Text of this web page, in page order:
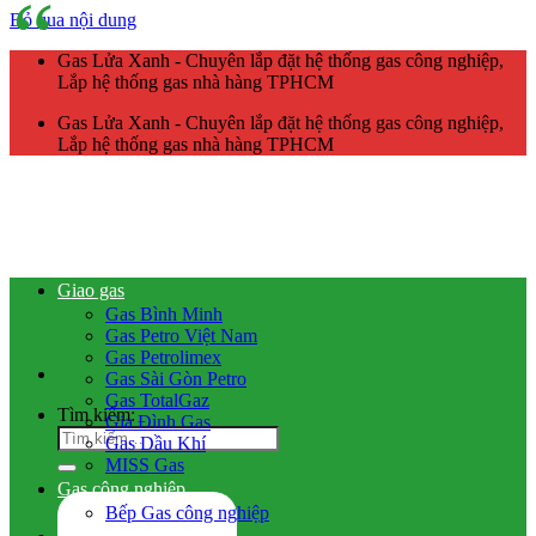
Bỏ qua nội dung
Gas Lửa Xanh - Chuyên lắp đặt hệ thống gas công nghiệp,
Lắp hệ thống gas nhà hàng TPHCM
Gas Lửa Xanh - Chuyên lắp đặt hệ thống gas công nghiệp,
Lắp hệ thống gas nhà hàng TPHCM
Tìm kiếm:
Giao gas
Gas Bình Minh
Gas Petro Việt Nam
Gas Petrolimex
Gas Sài Gòn Petro
Gas TotalGaz
Gia Đình Gas
Gas Dầu Khí
MISS Gas
Gas công nghiệp
Bếp Gas công nghiệp